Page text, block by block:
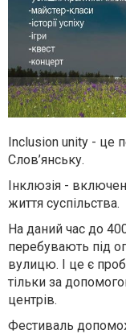
Inclusion unity - це
Слов’янську.
Інклюзія -
життя суспільства.
На даний час до
перебувають під
вулицю. І це є
тільки за
центрів.
Фестиваль